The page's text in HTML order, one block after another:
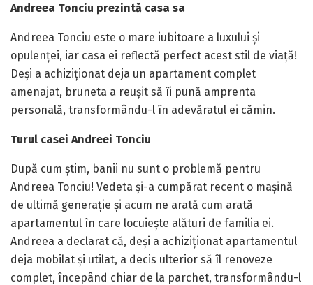
Andreea Tonciu prezintă casa sa
Andreea Tonciu este o mare iubitoare a luxului și
opulenței, iar casa ei reflectă perfect acest stil de viață!
Deși a achiziționat deja un apartament complet
amenajat, bruneta a reușit să îi pună amprenta
personală, transformându-l în adevăratul ei cămin.
Turul casei Andreei Tonciu
După cum știm, banii nu sunt o problemă pentru
Andreea Tonciu! Vedeta și-a cumpărat recent o mașină
de ultimă generație și acum ne arată cum arată
apartamentul în care locuiește alături de familia ei.
Andreea a declarat că, deși a achiziționat apartamentul
deja mobilat și utilat, a decis ulterior să îl renoveze
complet, începând chiar de la parchet, transformându-l